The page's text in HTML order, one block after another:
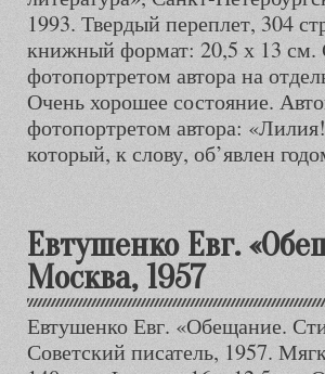
1993. Твердый переплет, 304
книжный формат: 20,5 х 13 см.
фотопортретом автора на
Очень хорошее состояние.
фотопортретом автора:
который, к слову, об’явлен
Евтушенко Евг.
Москва, 1957
Евтушенко Евг. «Обещание.
Советский писатель, 1957.